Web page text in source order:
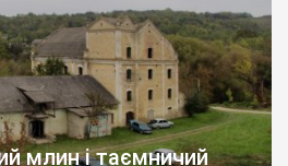
млин і таємничий